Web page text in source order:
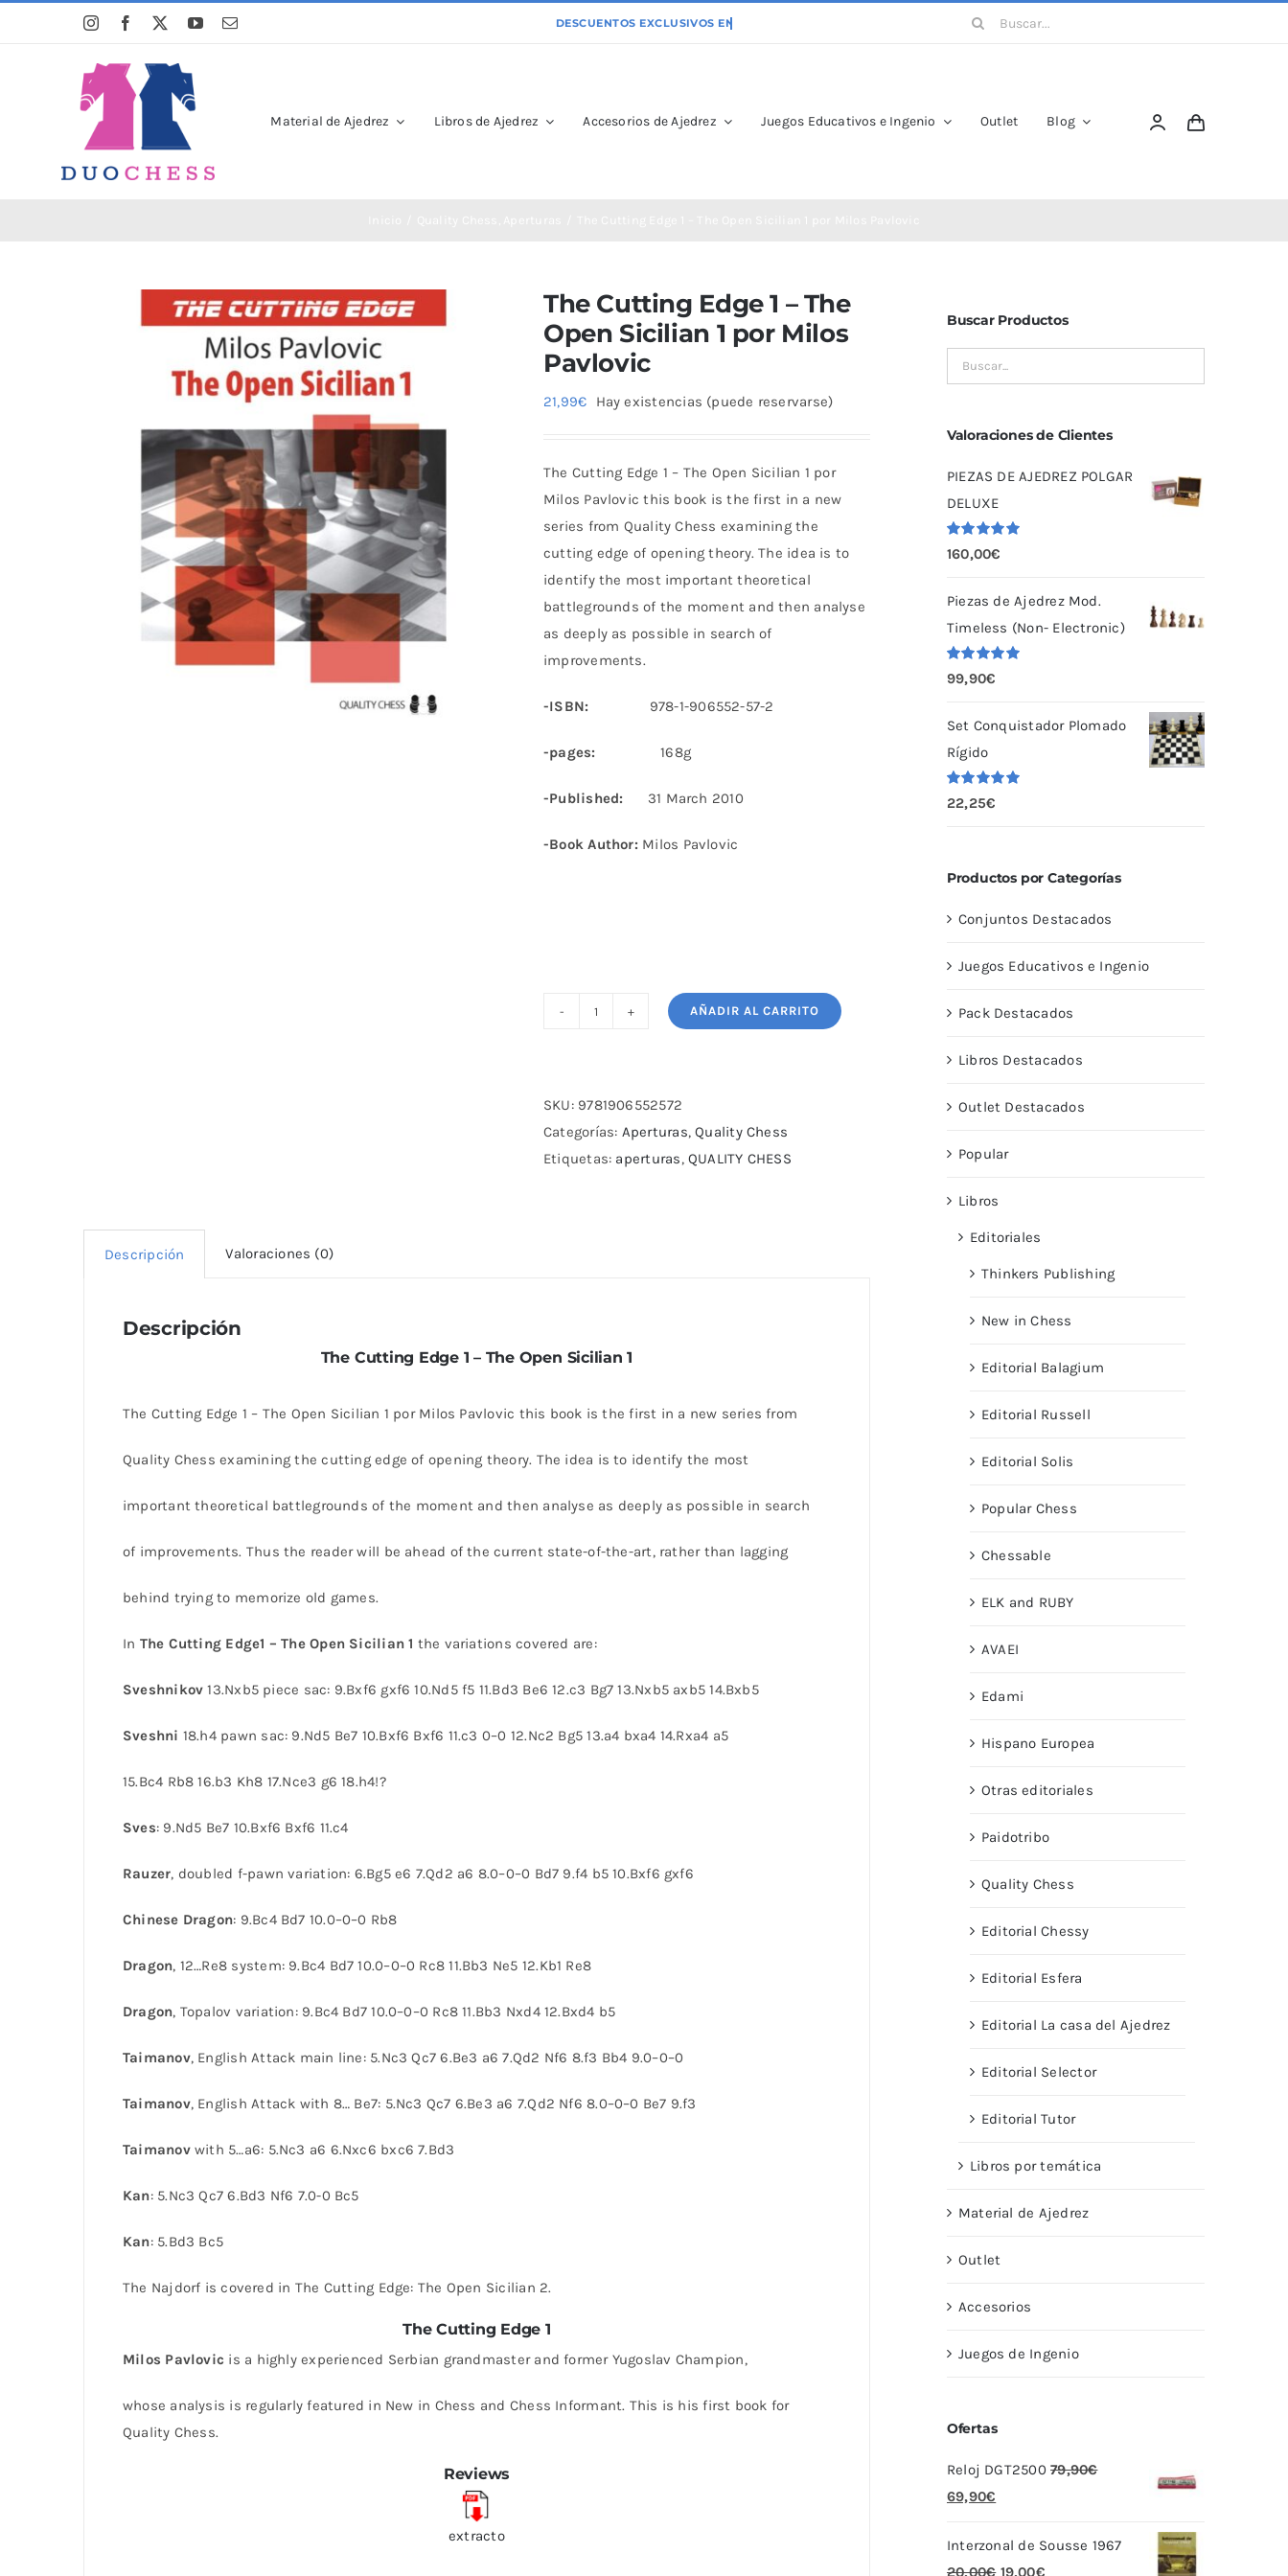
Buscar:
Material de Ajedrez Libros de Ajedrez Accesorios de Ajedrez Juegos Educativos e Ingenio Outlet Blog
The Cutting Edge 1 – The
Open Sicilian 1 por Milos
Pavlovic
21,99€ Hay existencias (puede reservarse)
The Cutting Edge 1 – The Open Sicilian 1 por
Milos Pavlovic this book is the first in a new
series from Quality Chess examining the
cutting edge of opening theory. The idea is to
identify the most important theoretical
battlegrounds of the moment and then analyse
as deeply as possible in search of
improvements.
-ISBN: 978-1-906552-57-2
-pages: 168g
-Published: 31 March 2010
-Book Author: Milos Pavlovic
1
-
The
AÑADIR AL CARRITO
SKU: 9781906552572
Categorías: Aperturas,Quality Chess
Etiquetas: aperturas, QUALITY CHESS
Descripción Valoraciones (0)
Descripción
The Cutting Edge 1 – The Open Sicilian 1
The Cutting Edge 1 – The Open Sicilian 1 por Milos Pavlovic this book is the first in a new series from
Quality Chess examining the cutting edge of opening theory. The idea is to identify the most
important theoretical battlegrounds of the moment and then analyse as deeply as possible in search
of improvements. Thus the reader will be ahead of the current state-of-the-art, rather than lagging
behind trying to memorize old games.
In The Cutting Edge1 – The Open Sicilian 1 the variations covered are:
Sveshnikov 13.Nxb5 piece sac: 9.Bxf6 gxf6 10.Nd5 f5 11.Bd3 Be6 12.c3 Bg7 13.Nxb5 axb5 14.Bxb5
Sveshni 18.h4 pawn sac: 9.Nd5 Be7 10.Bxf6 Bxf6 11.c3 0–0 12.Nc2 Bg5 13.a4 bxa4 14.Rxa4 a5
15.Bc4 Rb8 16.b3 Kh8 17.Nce3 g6 18.h4!?
Sves: 9.Nd5 Be7 10.Bxf6 Bxf6 11.c4
Rauzer, doubled f-pawn variation: 6.Bg5 e6 7.Qd2 a6 8.0–0–0 Bd7 9.f4 b5 10.Bxf6 gxf6
Chinese Dragon: 9.Bc4 Bd7 10.0–0–0 Rb8
Dragon, 12…Re8 system: 9.Bc4 Bd7 10.0–0–0 Rc8 11.Bb3 Ne5 12.Kb1 Re8
Dragon, Topalov variation: 9.Bc4 Bd7 10.0–0–0 Rc8 11.Bb3 Nxd4 12.Bxd4 b5
Taimanov, English Attack main line: 5.Nc3 Qc7 6.Be3 a6 7.Qd2 Nf6 8.f3 Bb4 9.0–0–0
Taimanov, English Attack with 8… Be7: 5.Nc3 Qc7 6.Be3 a6 7.Qd2 Nf6 8.0–0–0 Be7 9.f3
Taimanovwith 5…a6: 5.Nc3 a6 6.Nxc6 bxc6 7.Bd3
Kan: 5.Nc3 Qc7 6.Bd3 Nf6 7.0-0 Bc5
Kan: 5.Bd3 Bc5
The Najdorf is covered in The Cutting Edge: The Open Sicilian 2.
The Cutting Edge 1
Milos Pavlovic is a highly experienced Serbian grandmaster and former Yugoslav Champion,
whose analysis is regularly featured in New in Chess and Chess Informant. This is his first book for
Quality Chess.
Reviews
extracto
Buscar Productos
Valoraciones de Clientes
PIEZAS DE AJEDREZ POLGAR
DELUXE
Valorado
con 5.00
160,00€
Piezas de Ajedrez Mod.
Timeless (Non- Electronic)
Valorado
con 5.00
99,90€
Set Conquistador Plomado
Rígido
Valorado
con
5.00
22,25€
Productos por Categorías
Conjuntos Destacados
Juegos Educativos e Ingenio
Pack Destacados
Libros Destacados
Outlet Destacados
Popular
Libros
Editoriales
Thinkers Publishing
New in Chess
Editorial Balagium
Editorial Russell
Editorial Solis
Popular Chess
Chessable
ELK and RUBY
AVAEI
Edami
Hispano Europea
Otras editoriales
Paidotribo
Quality Chess
Editorial Chessy
Editorial Esfera
Editorial La casa del Ajedrez
Editorial Selector
Editorial Tutor
Libros por temática
Material de Ajedrez
Outlet
Accesorios
Juegos de Ingenio
Ofertas
Reloj DGT2500 79,90€
El
original
69,90€
actual
Interzonal de Sousse 1967
20,00€ El
19,00€El